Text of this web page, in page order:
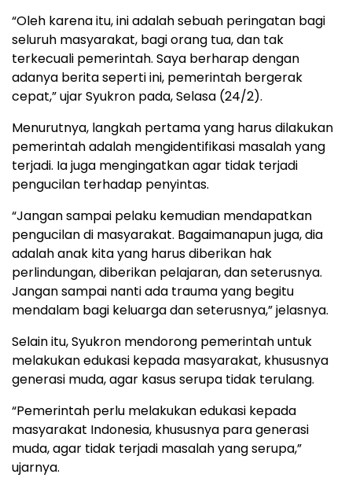
“Oleh karena itu, ini adalah sebuah peringatan bagi
seluruh masyarakat, bagi orang tua, dan tak
terkecuali pemerintah. Saya berharap dengan
adanya berita seperti ini, pemerintah bergerak
cepat,” ujar Syukron pada, Selasa (24/2).
Menurutnya, langkah pertama yang harus dilakukan
pemerintah adalah mengidentifikasi masalah yang
terjadi. Ia juga mengingatkan agar tidak terjadi
pengucilan terhadap penyintas.
“Jangan sampai pelaku kemudian mendapatkan
pengucilan di masyarakat. Bagaimanapun juga, dia
adalah anak kita yang harus diberikan hak
perlindungan, diberikan pelajaran, dan seterusnya.
Jangan sampai nanti ada trauma yang begitu
mendalam bagi keluarga dan seterusnya,” jelasnya.
Selain itu, Syukron mendorong pemerintah untuk
melakukan edukasi kepada masyarakat, khususnya
generasi muda, agar kasus serupa tidak terulang.
“Pemerintah perlu melakukan edukasi kepada
masyarakat Indonesia, khususnya para generasi
muda, agar tidak terjadi masalah yang serupa,”
ujarnya.